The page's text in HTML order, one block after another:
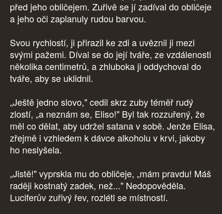
před jeho obličejem. Zuřivě se jí zadíval do obličeje
a jeho oči zaplanuly rudou barvou.
Svou rychlostí, ji přirazil ke zdi a uvěznil ji mezi
svými pažemi. Díval se do její tváře, ze vzdálenosti
několika centimetrů, a zhluboka ji oddychoval do
tváře, aby se uklidnil.
„Ještě jedno slovo," cedil skrz zuby téměř rudý
zlostí, „a neznám se, Eliso!" Byl tak rozzuřený, že
měl co dělat, aby udržel satana v sobě. Jenže Elisa,
zřejmě i vzhledem k dávce alkoholu v krvi, jakoby
ho neslyšela.
„Jistě!" vyprskla mu do obličeje, „mám pravdu! Máš
raději kostnatý zadek, než..." Nedopověděla.
Luciferův zuřivý řev, rozlétl se místností.